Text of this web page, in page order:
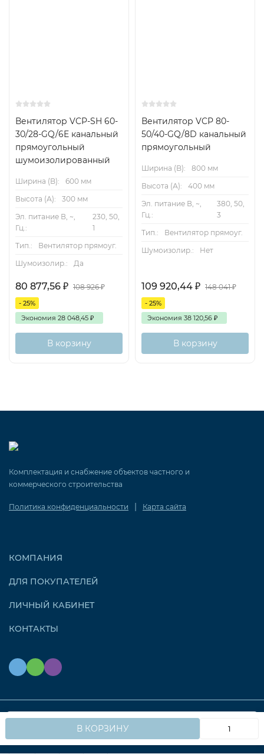
В КОРЗИНУ
Вентилятор VCP-SH 60-
30/28-GQ/6E канальный
прямоугольный
шумоизолированный
Ширина (B):
600 мм
Высота (А):
300 мм
Эл. питание В, ~,
Гц.:
230, 50,
1
Тип.:
Вентилятор прямоуг.
Шумоизолир.:
Да
80 877,56 ₽ 108 926₽
- 25%
Экономия 28 048,45 ₽
В корзину
Вентилятор VCP 80-
50/40-GQ/8D канальный
прямоугольный
Ширина (B):
800 мм
Высота (А):
400 мм
Эл. питание В, ~,
Гц.:
380, 50,
3
Тип.:
Вентилятор прямоуг.
Шумоизолир.:
Нет
109 920,44 ₽ 148 041₽
- 25%
Экономия 38 120,56 ₽
В корзину
Комплектация и снабжение объектов частного и
коммерческого строительства
Политика конфиденциальности | Карта сайта
КОМПАНИЯ
ДЛЯ ПОКУПАТЕЛЕЙ
ЛИЧНЫЙ КАБИНЕТ
КОНТАКТЫ
быстрее для вас.